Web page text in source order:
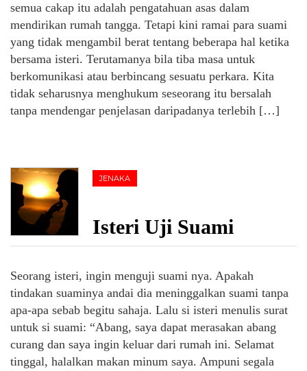
semua cakap itu adalah pengatahuan asas dalam
mendirikan rumah tangga. Tetapi kini ramai para suami
yang tidak mengambil berat tentang beberapa hal ketika
bersama isteri. Terutamanya bila tiba masa untuk
berkomunikasi atau berbincang sesuatu perkara. Kita
tidak seharusnya menghukum seseorang itu bersalah
tanpa mendengar penjelasan daripadanya terlebih […]
JENAKA
Isteri Uji Suami
Seorang isteri, ingin menguji suami nya. Apakah
tindakan suaminya andai dia meninggalkan suami tanpa
apa-apa sebab begitu sahaja. Lalu si isteri menulis surat
untuk si suami: “Abang, saya dapat merasakan abang
curang dan saya ingin keluar dari rumah ini. Selamat
tinggal, halalkan makan minum saya. Ampuni segala